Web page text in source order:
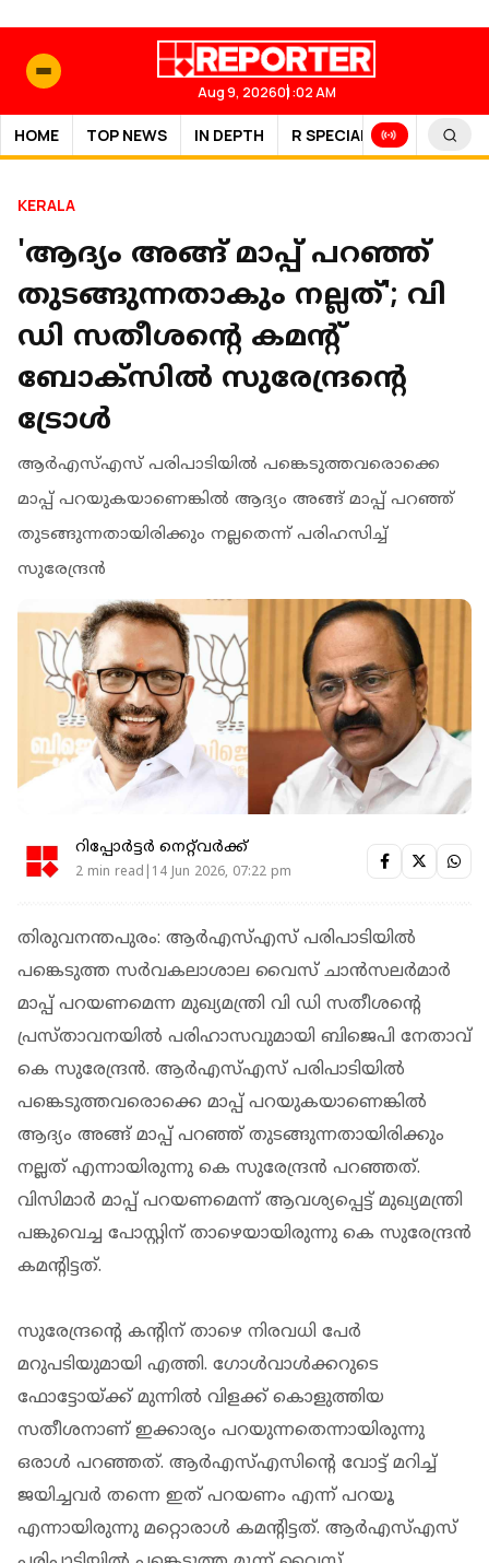
Aug 9, 202601:02 AM
HOME TOP NEWS IN DEPTH R SPECIAL SPORTS
KERALA
'ആദ്യം അങ്ങ് മാപ്പ് പറഞ്ഞ്
തുടങ്ങുന്നതാകും നല്ലത്'; വി
ഡി സതീശന്റെ കമന്റ്
ബോക്‌സില്‍ സുരേന്ദ്രന്റെ
ട്രോള്‍
ആര്‍എസ്എസ് പരിപാടിയില്‍ പങ്കെടുത്തവരൊക്കെ
മാപ്പ് പറയുകയാണെങ്കില്‍ ആദ്യം അങ്ങ് മാപ്പ് പറഞ്ഞ്
തുടങ്ങുന്നതായിരിക്കും നല്ലതെന്ന് പരിഹസിച്ച്
സുരേന്ദ്രൻ
റിപ്പോർട്ടർ നെറ്റ്‌വര്‍ക്ക്‌
2 min read|14 Jun 2026, 07:22 pm
തിരുവനന്തപുരം: ആര്‍എസ്എസ് പരിപാടിയില്‍
പങ്കെടുത്ത സര്‍വകലാശാല വൈസ് ചാന്‍സലര്‍മാര്‍
മാപ്പ് പറയണമെന്ന മുഖ്യമന്ത്രി വി ഡി സതീശന്റെ
പ്രസ്താവനയില്‍ പരിഹാസവുമായി ബിജെപി നേതാവ്
കെ സുരേന്ദ്രന്‍. ആര്‍എസ്എസ് പരിപാടിയില്‍
പങ്കെടുത്തവരൊക്കെ മാപ്പ് പറയുകയാണെങ്കില്‍
ആദ്യം അങ്ങ് മാപ്പ് പറഞ്ഞ് തുടങ്ങുന്നതായിരിക്കും
നല്ലത് എന്നായിരുന്നു കെ സുരേന്ദ്രന്‍ പറഞ്ഞത്.
വിസിമാര്‍ മാപ്പ് പറയണമെന്ന് ആവശ്യപ്പെട്ട് മുഖ്യമന്ത്രി
പങ്കുവെച്ച പോസ്റ്റിന് താഴെയായിരുന്നു കെ സുരേന്ദ്രന്‍
കമന്റിട്ടത്.
സുരേന്ദ്രന്റെ കന്റിന് താഴെ നിരവധി പേര്‍
മറുപടിയുമായി എത്തി. ഗോള്‍വാള്‍ക്കറുടെ
ഫോട്ടോയ്ക്ക് മുന്നില്‍ വിളക്ക് കൊളുത്തിയ
സതീശനാണ് ഇക്കാര്യം പറയുന്നതെന്നായിരുന്നു
ഒരാള്‍ പറഞ്ഞത്. ആര്‍എസ്എസിന്റെ വോട്ട് മറിച്ച്
ജയിച്ചവര്‍ തന്നെ ഇത് പറയണം എന്ന് പറയൂ
എന്നായിരുന്നു മറ്റൊരാള്‍ കമന്റിട്ടത്. ആര്‍എസ്എസ്